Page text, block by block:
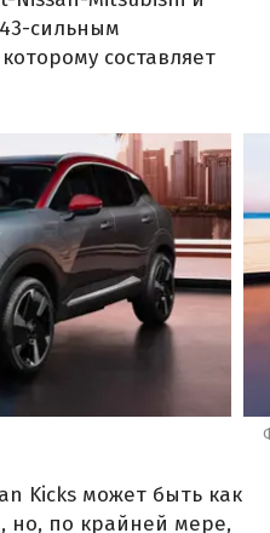
сильным
составляет
Kicks может быть как
но, по крайней мере,